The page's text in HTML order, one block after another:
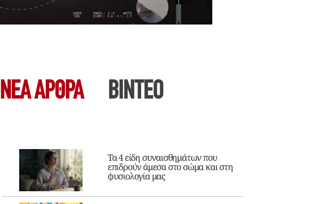
ΝΕΑ ΆΡΘΡΑ ΒΙΝΤΕΟ
Τα 4 είδη συναισθημάτων που
επιδρούν άμεσα στο σώμα και στη
φυσιολογία μας